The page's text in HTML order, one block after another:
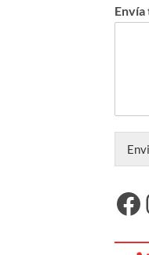
Envía